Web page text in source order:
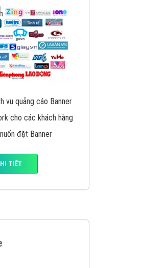
vụ quảng cáo Banner
cho các khách hàng
đặt Banner
TIẾT